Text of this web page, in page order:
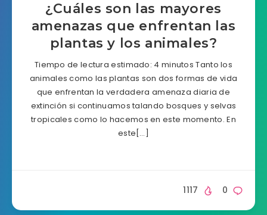
¿Cuáles son las mayores
amenazas que enfrentan las
plantas y los animales?
Tiempo de lectura estimado: 4 minutos Tanto los
animales como las plantas son dos formas de vida
que enfrentan la verdadera amenaza diaria de
extinción si continuamos talando bosques y selvas
tropicales como lo hacemos en este momento. En
este[…]
0
1117